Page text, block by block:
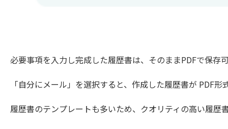
必要事項を入力し完成した履歴書は、そのままPDFで保存
「自分にメール」を選択すると、作成した履歴書が PDF形
履歴書のテンプレートも多いため、クオリティの高い履歴